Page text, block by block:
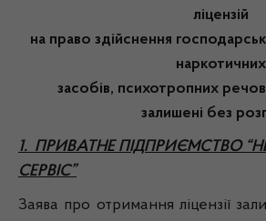
ліцензій
на право здійснення
наркотичних
засобів, психотропних
залишені без
1. ПРИВАТНЕ ПІДПРИЄМСТВО
СЕРВІС”
Заява про отримання ліцензії